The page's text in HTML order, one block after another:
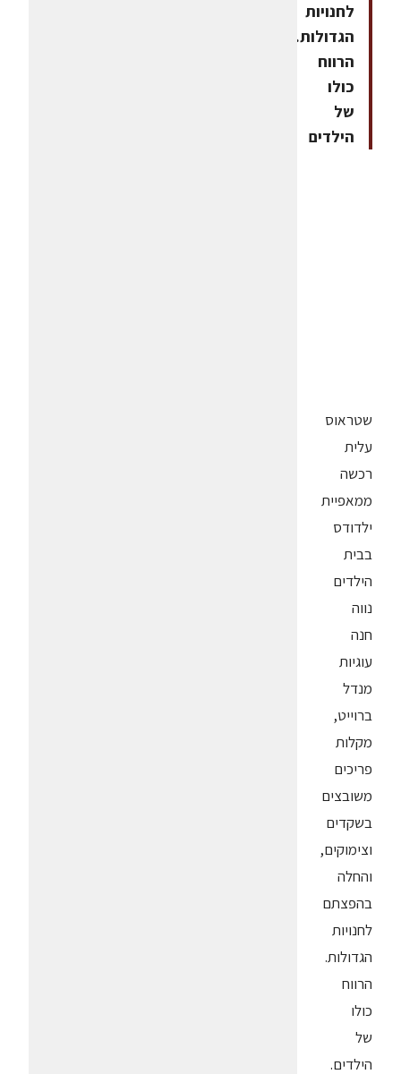
לחנויות
הגדולות.
הרווח
כולו
של
הילדים
שטראוס
עלית
רכשה
ממאפיית
ילדודס
בבית
הילדים
נווה
חנה
עוגיות
מנדל
ברוייט,
מקלות
פריכים
משובצים
בשקדים
וצימוקים,
והחלה
בהפצתם
לחנויות
הגדולות.
הרווח
כולו
של
הילדים.